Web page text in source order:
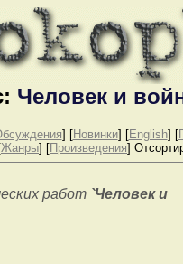
Человек и
] [Новинки] [English] [
Жанры] [Произведения]
работ `Человек и